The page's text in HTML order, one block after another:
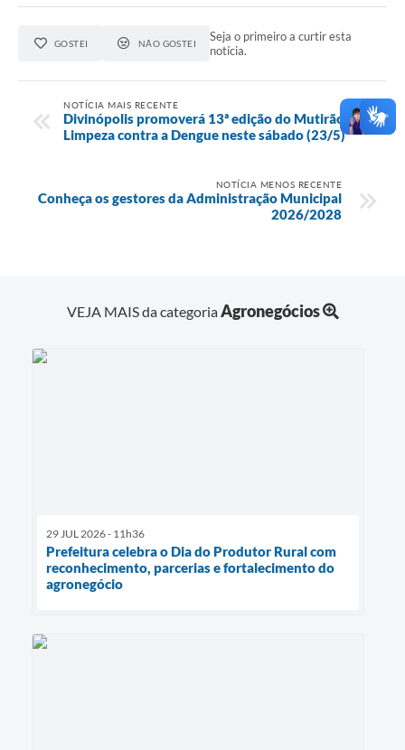
GOSTEI NÃO GOSTEI
Seja o primeiro a curtir esta
notícia.
NOTÍCIA MAIS RECENTE
Divinópolis promoverá 13ª edição do Mutirão de
Limpeza contra a Dengue neste sábado (23/5)
NOTÍCIA MENOS RECENTE
Conheça os gestores da Administração Municipal
2026/2028
VEJA MAIS da categoriaAgronegócios
29 JUL 2026 - 11h36
Prefeitura celebra o Dia do Produtor Rural com
reconhecimento, parcerias e fortalecimento do
agronegócio